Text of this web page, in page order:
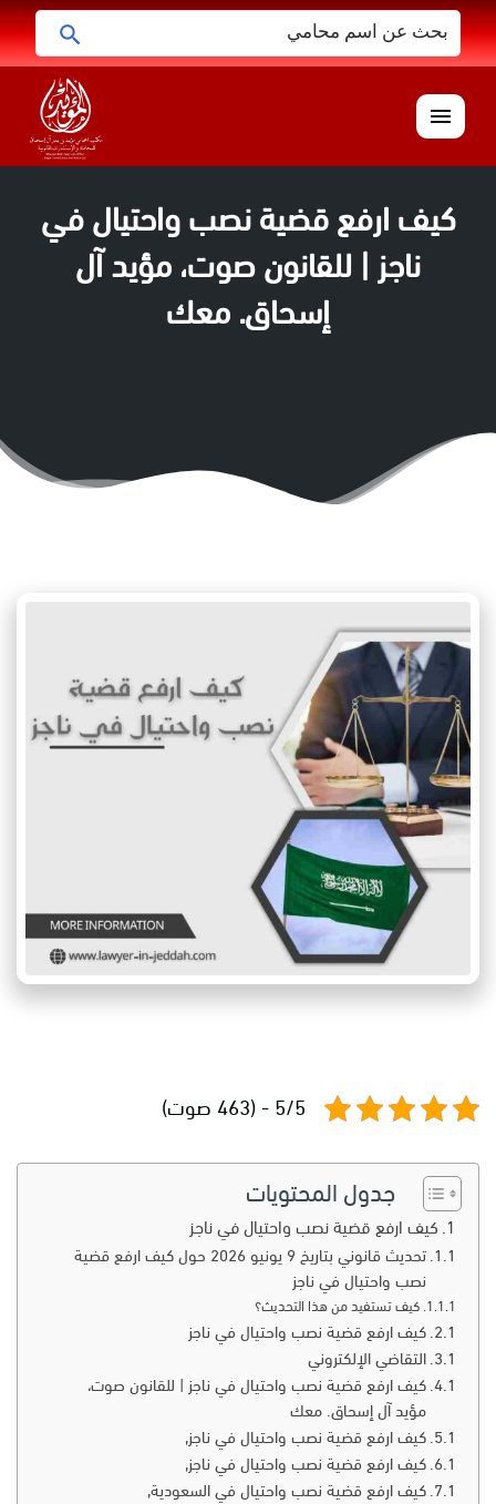
البحث
عن:
القائمة
كيف ارفع قضية نصب واحتيال في
ناجز | للقانون صوت، مؤيد آل
إسحاق. معك
5/5 - (463 صوت)
جدول المحتويات
كيف ارفع قضية نصب واحتيال في ناجز
تحديث قانوني بتاريخ 9 يونيو 2026 حول كيف ارفع قضية
نصب واحتيال في ناجز
كيف تستفيد من هذا التحديث؟
كيف ارفع قضية نصب واحتيال في ناجز
التقاضي الإلكتروني
كيف ارفع قضية نصب واحتيال في ناجز | للقانون صوت،
مؤيد آل إسحاق. معك
كيف ارفع قضية نصب واحتيال في ناجز,
كيف ارفع قضية نصب واحتيال في ناجز,
كيف ارفع قضية نصب واحتيال في السعودية,